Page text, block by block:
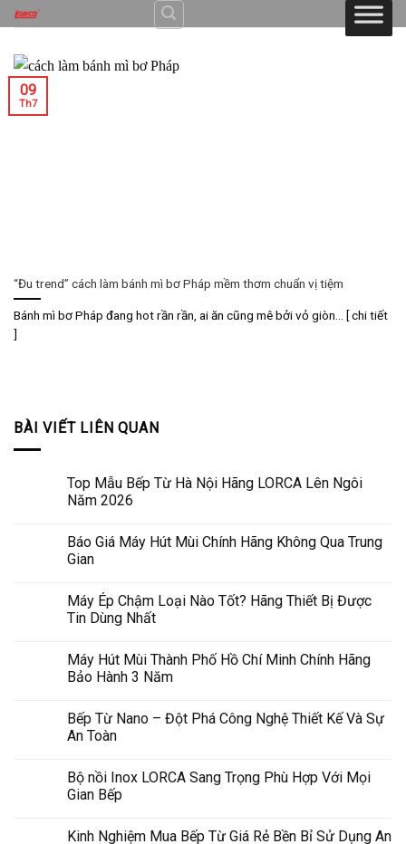
Skip
to
content
“Đu trend” cách làm bánh mì bơ Pháp mềm thơm chuẩn vị tiệm
Bánh mì bơ Pháp đang hot rần rần, ai ăn cũng mê bởi vỏ giòn... [ chi tiết
]
09
Th7
BÀI VIẾT LIÊN QUAN
Top Mẫu Bếp Từ Hà Nội Hãng LORCA Lên Ngôi
Năm 2026
Báo Giá Máy Hút Mùi Chính Hãng Không Qua Trung
Gian
Máy Ép Chậm Loại Nào Tốt? Hãng Thiết Bị Được
Tin Dùng Nhất
Máy Hút Mùi Thành Phố Hồ Chí Minh Chính Hãng
Bảo Hành 3 Năm
Bếp Từ Nano – Đột Phá Công Nghệ Thiết Kế Và Sự
An Toàn
Bộ nồi Inox LORCA Sang Trọng Phù Hợp Với Mọi
Gian Bếp
Kinh Nghiệm Mua Bếp Từ Giá Rẻ Bền Bỉ Sử Dụng An